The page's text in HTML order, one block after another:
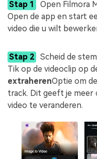
Stap 1
Open Filmora
Open de app en start
video die u wilt
Stap 2
Scheid de
Tik op de videoclip op
extraherenOptie om
track. Dit geeft je
video te veranderen.